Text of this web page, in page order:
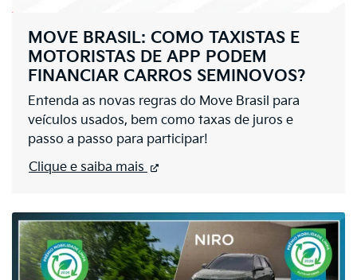
MOVE BRASIL: COMO TAXISTAS E
MOTORISTAS DE APP PODEM
FINANCIAR CARROS SEMINOVOS?
Entenda as novas regras do Move Brasil para
veículos usados, bem como taxas de juros e
passo a passo para participar!
Clique e saiba mais